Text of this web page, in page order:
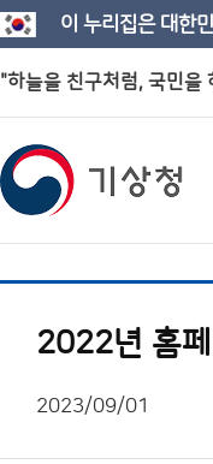
이 누리집은 대한
"하늘을 친구처럼, 국민을
2022년 홈
2023/09/01